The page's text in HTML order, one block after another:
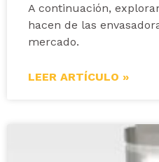
A continuación,
hacen de las
mercado.
LEER ARTÍCULO »